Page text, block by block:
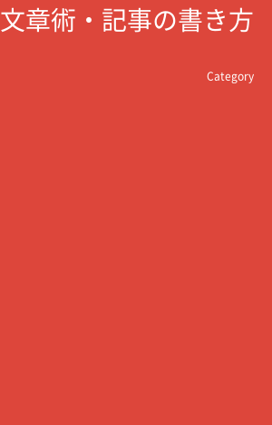
文章術・記事の書き方
Category